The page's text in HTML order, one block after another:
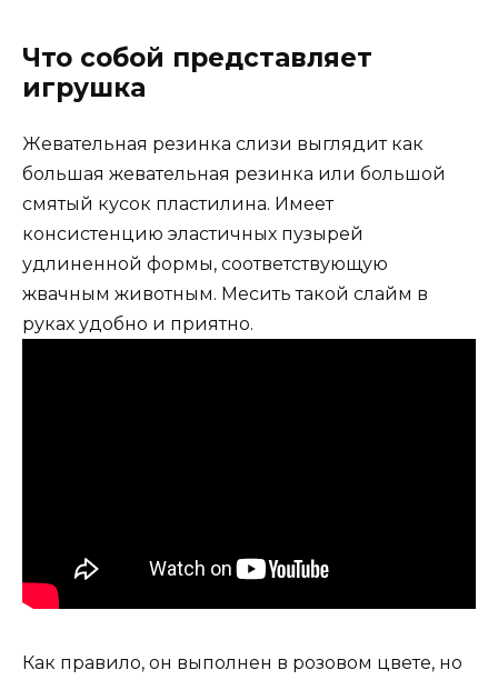
Что собой представляет
игрушка
Жевательная резинка слизи выглядит как
большая жевательная резинка или большой
смятый кусок пластилина. Имеет
консистенцию эластичных пузырей
удлиненной формы, соответствующую
жвачным животным. Месить такой слайм в
руках удобно и приятно.
Как правило, он выполнен в розовом цвете, но